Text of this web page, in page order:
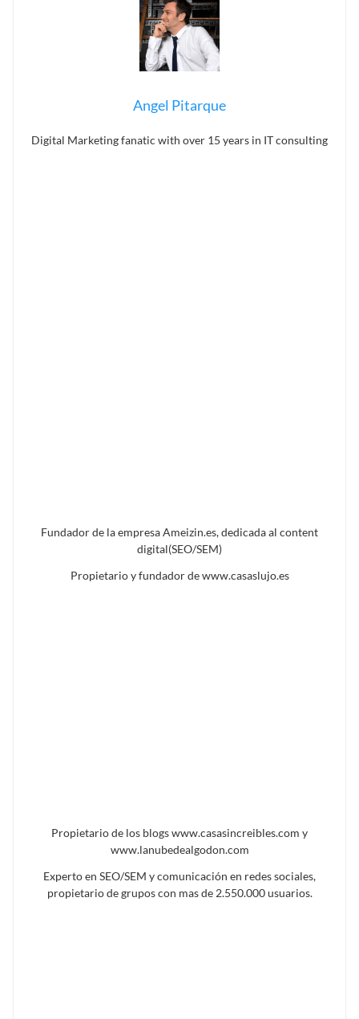
Angel Pitarque
Digital Marketing fanatic with over 15 years in IT consulting
Fundador de la empresa Ameizin.es, dedicada al content
digital(SEO/SEM)
Propietario y fundador de www.casaslujo.es
Propietario de los blogs www.casasincreibles.com y
www.lanubedealgodon.com
Experto en SEO/SEM y comunicación en redes sociales,
propietario de grupos con mas de 2.550.000 usuarios.